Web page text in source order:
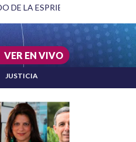
ENTRE ESTADOS UNIDOS E
VER EN VIVO
JUSTICIA